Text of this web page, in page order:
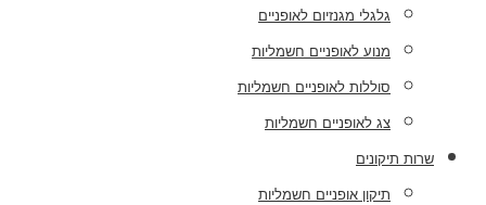
גלגלי מגנזיום לאופניים
מנוע לאופניים חשמליות
סוללות לאופניים חשמליות
צג לאופניים חשמליות
שרות תיקונים
תיקון אופניים חשמליות